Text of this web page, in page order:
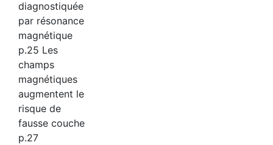
diagnostiquée
par résonance
magnétique
p.25 Les
champs
magnétiques
augmentent le
risque de
fausse couche
p.27